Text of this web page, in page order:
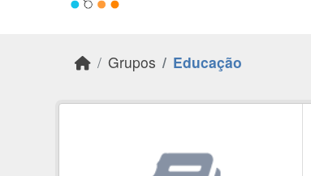
Grupos Educação